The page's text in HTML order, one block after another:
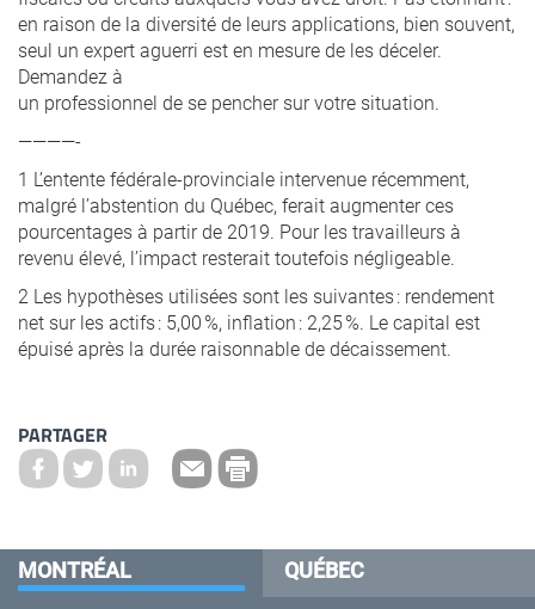
en raison de la diversité de leurs applications, bien souvent,
seul un expert aguerri est en mesure de les déceler.
Demandez à
un professionnel de se pencher sur votre situation.
————-
1 L’entente fédérale-provinciale intervenue récemment,
malgré l’abstention du Québec, ferait augmenter ces
pourcentages à partir de 2019. Pour les travailleurs à
revenu élevé, l’impact resterait toutefois négligeable.
2 Les hypothèses utilisées sont les suivantes : rendement
net sur les actifs : 5,00 %, inflation : 2,25 %. Le capital est
épuisé après la durée raisonnable de décaissement.
PARTAGER
MONTRÉAL QUÉBEC